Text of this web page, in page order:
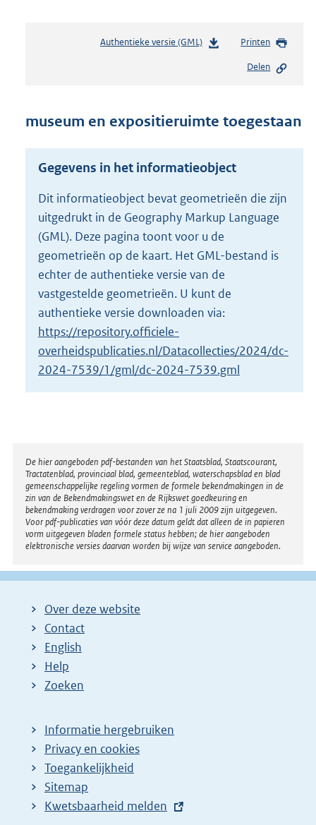
Authentieke versie (GML)b
n
s
r
o
t
t
e
2
K
b
Printen
Delen
museum en expositieruimte toegestaan
Gegevens in het informatieobject
Dit informatieobject bevat geometrieën die zijn
uitgedrukt in de Geography Markup Language
(GML). Deze pagina toont voor u de
geometrieën op de kaart. Het GML-bestand is
echter de authentieke versie van de
vastgestelde geometrieën. U kunt de
authentieke versie downloaden via:
https://repository.officiele-
overheidspublicaties.nl/Datacollecties/2024/dc-
2024-7539/1/gml/dc-2024-7539.gml
Disclaimer
De hier aangeboden pdf-bestanden van het Staatsblad, Staatscourant,
Tractatenblad, provinciaal blad, gemeenteblad, waterschapsblad en blad
gemeenschappelijke regeling vormen de formele bekendmakingen in de
zin van de Bekendmakingswet en de Rijkswet goedkeuring en
bekendmaking verdragen voor zover ze na 1 juli 2009 zijn uitgegeven.
Voor pdf-publicaties van vóór deze datum geldt dat alleen de in papieren
vorm uitgegeven bladen formele status hebben; de hier aangeboden
elektronische versies daarvan worden bij wijze van service aangeboden.
Over deze website
Contact
English
Help
Zoeken
Informatie hergebruiken
Privacy en cookies
Toegankelijkheid
Sitemap
E
Kwetsbaarheid melden